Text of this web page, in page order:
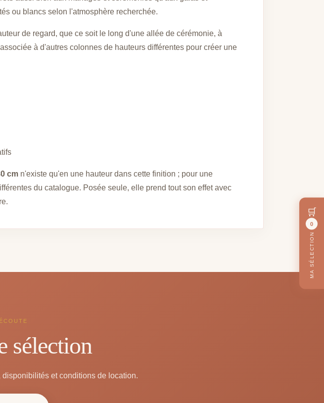
ou blancs selon l'atmosphère recherchée.
de regard, que ce soit le long d'une allée de cérémonie, à
à d'autres colonnes de hauteurs différentes pour créer une
cm n'existe qu'en une hauteur dans cette finition ; pour une
du catalogue. Posée seule, elle prend tout son effet avec
sélection
et conditions de location.
🛒
0
MA SÉLECTION